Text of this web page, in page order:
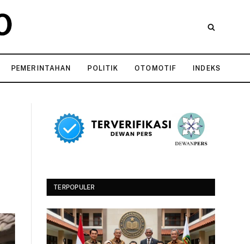
PEMERINTAHAN POLITIK OTOMOTIF INDEKS
TERPOPULER